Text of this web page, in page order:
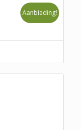
Aanbieding!